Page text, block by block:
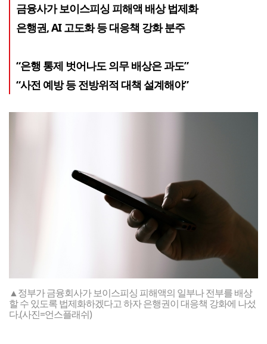
금융사가 보이스피싱 피해액 배상 법제화
은행권, AI 고도화 등 대응책 강화 분주
“은행 통제 벗어나도 의무 배상은 과도”
“사전 예방 등 전방위적 대책 설계해야”
▲정부가 금융회사가 보이스피싱 피해액의 일부나 전부를 배상
할 수 있도록 법제화하겠다고 하자 은행권이 대응책 강화에 나섰
다.(사진=언스플래쉬)